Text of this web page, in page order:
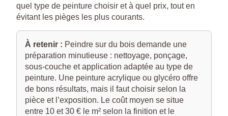
quel type de peinture choisir et à quel prix, tout en
évitant les pièges les plus courants.
À retenir : Peindre sur du bois demande une
préparation minutieuse : nettoyage, ponçage,
sous-couche et application adaptée au type de
peinture. Une peinture acrylique ou glycéro offre
de bons résultats, mais il faut choisir selon la
pièce et l’exposition. Le coût moyen se situe
entre 10 et 30 € le m² selon la finition et le